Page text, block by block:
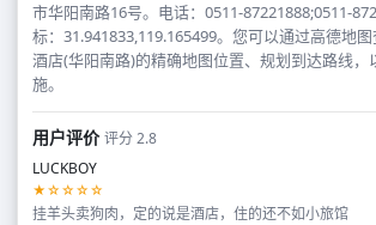
市华阳南路16号。电话：0511-87221888;0511-
标：31.941833,119.165499。您可以通过高德地
酒店(华阳南路)的精确地图位置、规划到达路线，
施。
用户评价评分 2.8
LUCKBOY
★☆☆☆☆
挂羊头卖狗肉，定的说是酒店，住的还不如小旅馆